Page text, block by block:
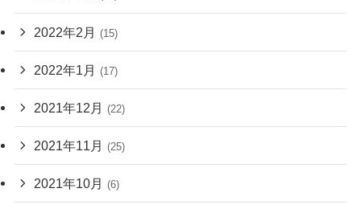
2022年2月 (15)
2022年1月 (17)
2021年12月 (22)
2021年11月 (25)
2021年10月 (6)